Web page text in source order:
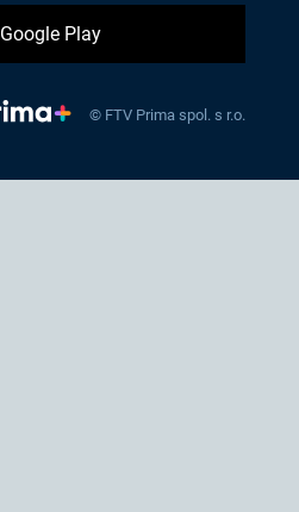
Google Play
© FTV Prima spol. s r.o.